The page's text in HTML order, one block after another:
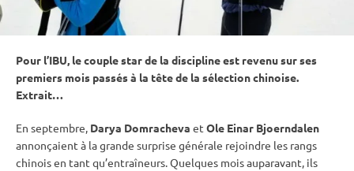
Pour l’IBU, le couple star de la discipline est revenu sur ses
premiers mois passés à la tête de la sélection chinoise.
Extrait…
En septembre, Darya Domracheva et Ole Einar Bjoerndalen
annonçaient à la grande surprise générale rejoindre les rangs
chinois en tant qu’entraîneurs. Quelques mois auparavant, ils